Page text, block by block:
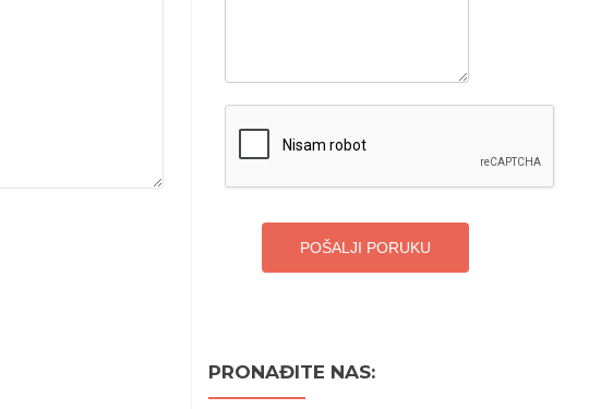
POŠALJI PORUKU
PRONAĐITE NAS: